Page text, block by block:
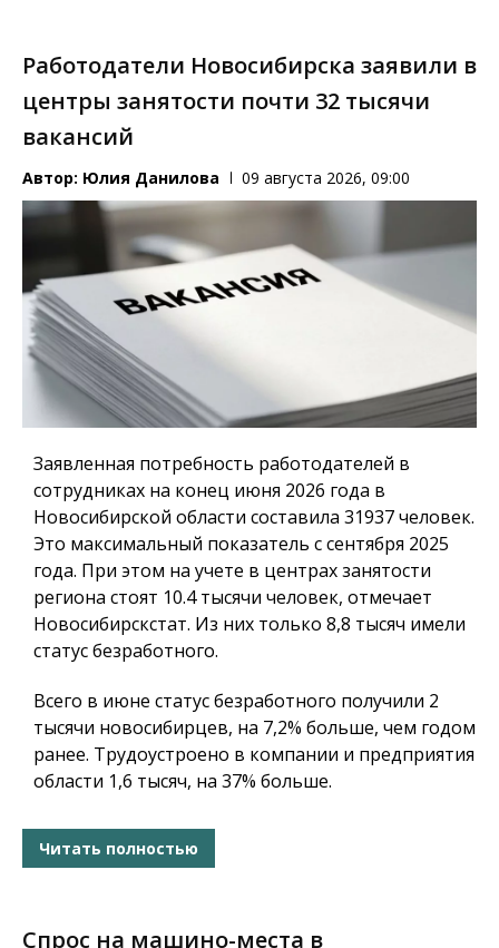
Работодатели Новосибирска заявили в
центры занятости почти 32 тысячи
вакансий
Автор: Юлия Данилова 09 августа 2026, 09:00
Заявленная потребность работодателей в
сотрудниках на конец июня 2026 года в
Новосибирской области составила 31937 человек.
Это максимальный показатель с сентября 2025
года. При этом на учете в центрах занятости
региона стоят 10.4 тысячи человек, отмечает
Новосибирскстат. Из них только 8,8 тысяч имели
статус безработного.
Всего в июне статус безработного получили 2
тысячи новосибирцев, на 7,2% больше, чем годом
ранее. Трудоустроено в компании и предприятия
области 1,6 тысяч, на 37% больше.
Читать полностью
Спрос на машино-места в